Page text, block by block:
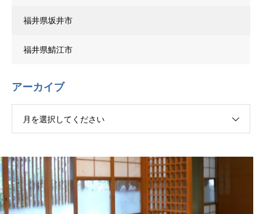
福井県坂井市
福井県鯖江市
アーカイブ
月を選択してください